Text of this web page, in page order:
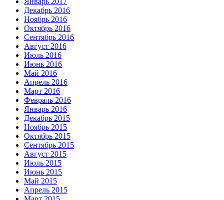
Декабрь 2016
Ноябрь 2016
Октябрь 2016
Сентябрь 2016
Август 2016
Июль 2016
Июнь 2016
Май 2016
Апрель 2016
Март 2016
Февраль 2016
Январь 2016
Декабрь 2015
Ноябрь 2015
Октябрь 2015
Сентябрь 2015
Август 2015
Июль 2015
Июнь 2015
Май 2015
Апрель 2015